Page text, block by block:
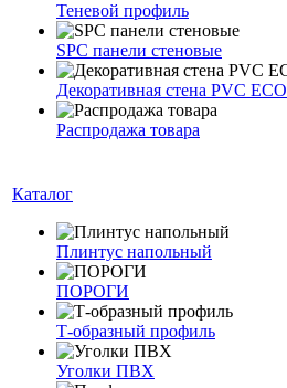
Теневой профиль
SPC панели стеновые
Декоративная стена PVC ECO
Распродажа товара
Каталог
Плинтус напольный
ПОРОГИ
Т-образный профиль
Уголки ПВХ